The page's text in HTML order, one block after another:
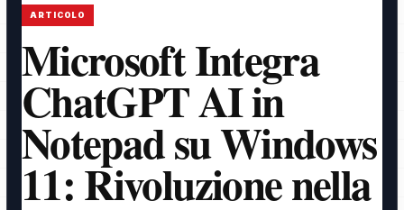
ARTICOLO
Microsoft Integra
ChatGPT AI in
Notepad su Windows
11: Rivoluzione nella